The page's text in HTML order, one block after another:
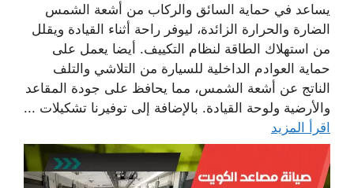
يساعد في حماية السائق والركاب من أشعة الشمس
الضارة والحرارة الزائدة، ليوفر راحة أثناء القيادة ويقلل
من استهلاك الطاقة لنظام التكييف. أيضا يعمل على
حماية العوادم الداخلية للسيارة من التلاشي والتلف
الناتج عن أشعة الشمس، مما يحافظ على جودة المقاعد
والأرضية ولوحة القيادة. بالإضافة إلى توفيرنا تشكيلات ...
اقرأ المزيد